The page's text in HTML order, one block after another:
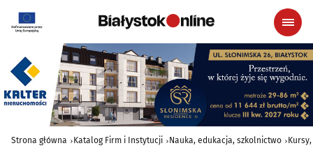
Strona główna Katalog Firm i Instytucji Nauka, edukacja, szkolnictwo